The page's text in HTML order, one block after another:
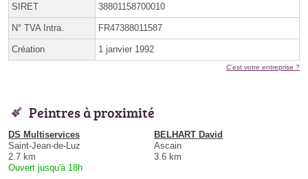
SIRET 38801158700010
N° TVA Intra. FR47388011587
Création 1 janvier 1992
C'est votre entreprise ?
Peintres à proximité
DS Multiservices
Saint-Jean-de-Luz
2.7 km
Ouvert jusqu'à 18h
BELHART David
Ascain
3.6 km